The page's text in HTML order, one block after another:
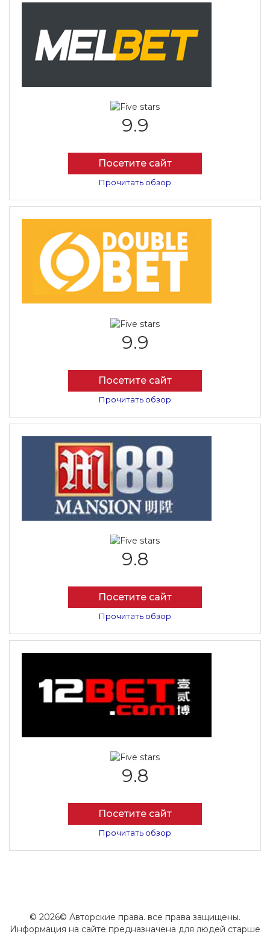
9.9
Посетите сайт
Прочитать обзор
9.9
Посетите сайт
Прочитать обзор
9.8
Посетите сайт
Прочитать обзор
9.8
Посетите сайт
Прочитать обзор
© 2026© Авторские права. все права защищены.
Информация на сайте предназначена для людей старше